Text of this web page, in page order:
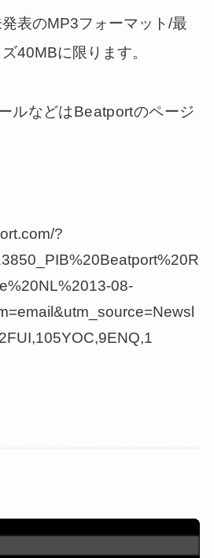
表のMP3フォーマット/最
40MBに限ります。
ルなどはBeatportのページ
?
08-